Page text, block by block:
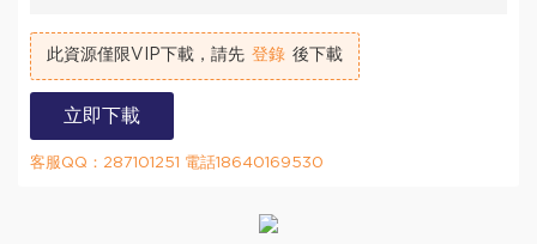
此資源僅限VIP下載，請先 登錄 後下載
立即下載
客服QQ：287101251 電話18640169530